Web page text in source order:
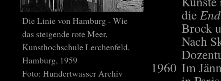
Die Linie von Hamburg - Wie
das steigende rote Meer,
Kunsthochschule Lerchenfeld,
Hamburg, 1959
Foto: Hundertwasser Archiv
die
Brock
Nach
1960 Im